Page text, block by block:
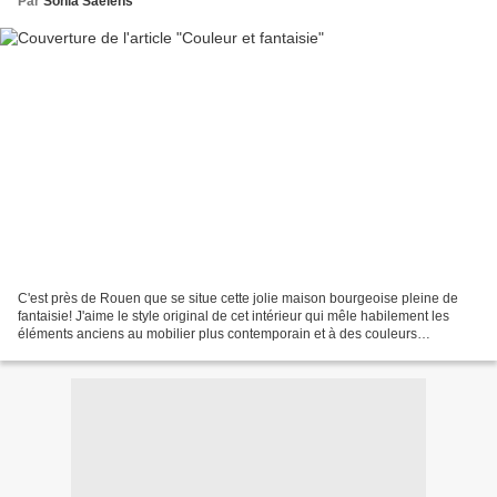
C'est près de Rouen que se situe cette jolie maison bourgeoise pleine de
fantaisie! J'aime le style original de cet intérieur qui mêle habilement les
éléments anciens au mobilier plus contemporain et à des couleurs